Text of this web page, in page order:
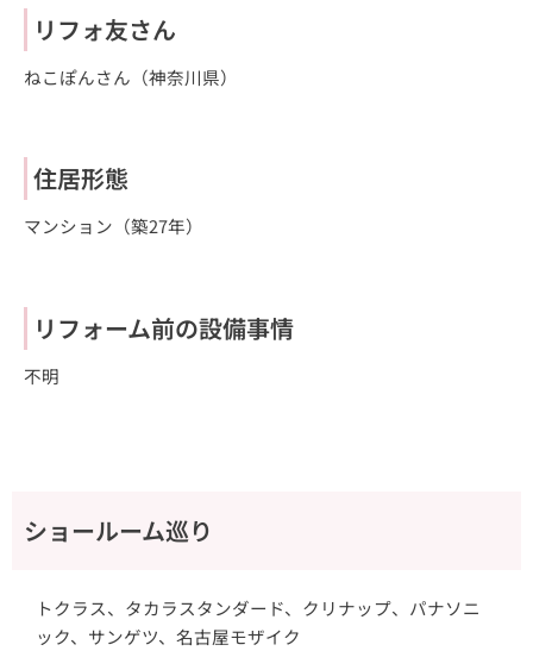
リフォ友さん
ねこぽんさん（神奈川県）
住居形態
マンション（築27年）
リフォーム前の設備事情
不明
ショールーム巡り
トクラス、タカラスタンダード、クリナップ、パナソニ
ック、サンゲツ、名古屋モザイク